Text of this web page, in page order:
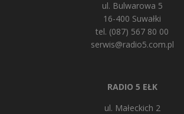
ul. Bulwarowa 5
16-400 Suwałki
tel. (087) 567 80 00
serwis@radio5.com.pl
RADIO 5 EŁK
ul. Małeckich 2